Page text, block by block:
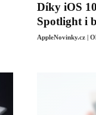
Díky iOS
Spotlight i
AppleNovinky.cz |